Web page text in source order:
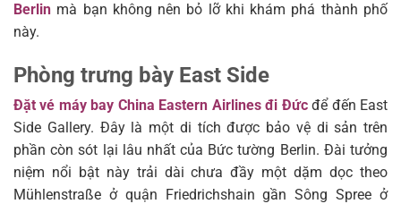
Berlin mà bạn không nên bỏ lỡ khi khám phá thành phố
này.
Phòng trưng bày East Side
Đặt vé máy bay China Eastern Airlines đi Đứcđể đến East
Side Gallery. Đây là một di tích được bảo vệ di sản trên
phần còn sót lại lâu nhất của Bức tường Berlin. Đài tưởng
niệm nổi bật này trải dài chưa đầy một dặm dọc theo
Mühlenstraße ở quận Friedrichshain gần Sông Spree ở